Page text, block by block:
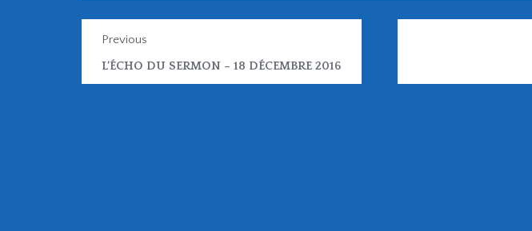
Previous
L’ÉCHO DU SERMON – 18 DÉCEMBRE 2016